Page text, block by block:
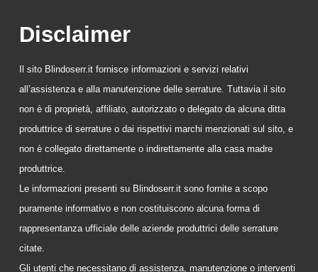
Disclaimer
Il sito Blindoserr.it fornisce informazioni e servizi relativi
all’assistenza e alla manutenzione delle serrature. Tuttavia il sito
non è di proprietà, affiliato, autorizzato o delegato da alcuna ditta
produttrice di serrature o dai rispettivi marchi menzionati sul sito, e
non è collegato direttamente o indirettamente alla casa madre
produttrice.
Le informazioni presenti su Blindoserr.it sono fornite a scopo
puramente informativo e non costituiscono alcuna forma di
rappresentanza ufficiale delle aziende produttrici delle serrature
citate.
Gli utenti che necessitano di assistenza, manutenzione o interventi